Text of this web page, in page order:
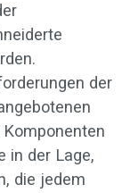
der
in der Lage,
die jedem